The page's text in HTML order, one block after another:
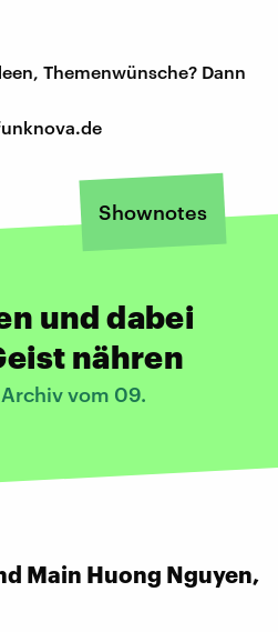
Themenwünsche? Dann
Shownotes
und dabei
nähren
vom 09.
Main Huong Nguyen,